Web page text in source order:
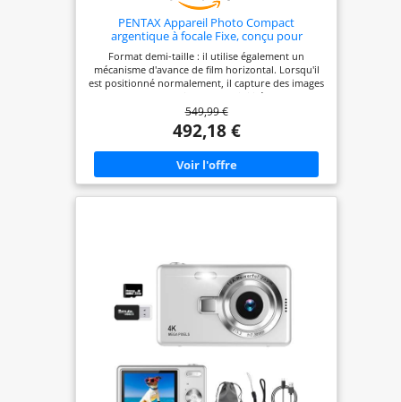
PENTAX Appareil Photo Compact
argentique à focale Fixe, conçu pour
capturer des Photos au Demi-Format
Format demi-taille : il utilise également un
mécanisme d'avance de film horizontal. Lorsqu'il
est positionné normalement, il capture des images
au format vertical Compatibilité avec le
commutateur de câble CS-205 en option, pratique
pour la photographie à exposition prolongée en
mode prise de vue avec ampoule Fonctionnement
manuel de l'appareil photo unique aux appareils
photo : le PENTAX 17 dispose d'un mécanisme
d'enroulement manuel basé sur ceux incorporés
dans les appareils photo reflex de marque PENTAX
format 35 mm 【Système de mise au point par
zone pour changer la zone de mise au point via
une simple sélection de marques de zone】Des
gros plans aux longues distances, le système de
mise au point de zone du PENTAX 17 est divisé en
six zones de mise au point, indiquées par des
optique lumineux pour une confirmation en
temps réel d'une image du sujet : le viseur optique
du PENTAX 17 dispose d'un viseur de cadre
549,99 €
492,18 €